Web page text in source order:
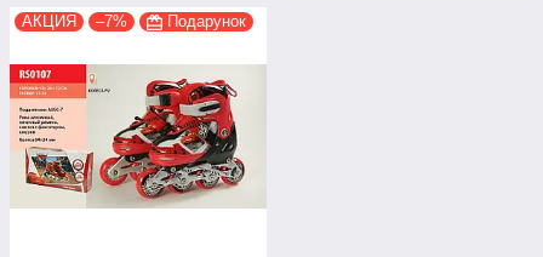
АКЦИЯ –7% Подарунок